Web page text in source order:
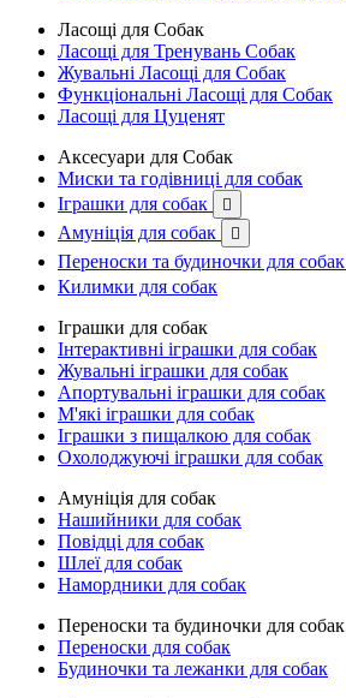
Ласощі для Собак
Ласощі для Тренувань Собак
Жувальні Ласощі для Собак
Функціональні Ласощі для Собак
Ласощі для Цуценят
Аксесуари для Собак
Миски та годівниці для собак
Іграшки для собак

Амуніція для собак 
Переноски та будиночки для собак
Килимки для собак
Іграшки для собак
Інтерактивні іграшки для собак
Жувальні іграшки для собак
Апортувальні іграшки для собак
М'які іграшки для собак
Іграшки з пищалкою для собак
Охолоджуючі іграшки для собак
Амуніція для собак
Нашийники для собак
Повідці для собак
Шлеї для собак
Намордники для собак
Переноски та будиночки для собак
Переноски для собак
Будиночки та лежанки для собак